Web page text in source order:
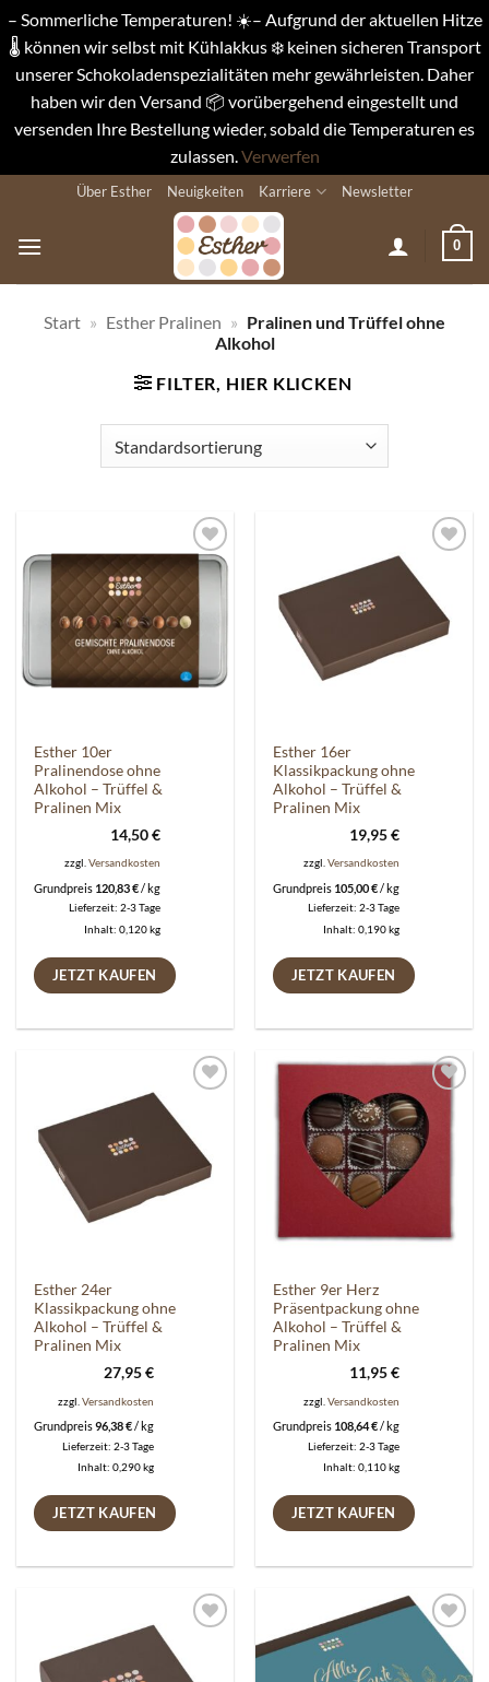
– Sommerliche Temperaturen! ☀️– Aufgrund der aktuellen Hitze
🌡️ können wir selbst mit Kühlakkus ❄️ keinen sicheren Transport
unserer Schokoladenspezialitäten mehr gewährleisten. Daher
haben wir den Versand 📦 vorübergehend eingestellt und
versenden Ihre Bestellung wieder, sobald die Temperaturen es
zulassen.Verwerfen
springen
Über Esther Neuigkeiten Karriere Newsletter
0
Start » Esther Pralinen » Pralinen und Trüffel ohne
Alkohol
FILTER, HIER KLICKEN
Auf die
Wunschliste
Esther 10er
Pralinendose ohne
Alkohol – Trüffel &
Pralinen Mix
14,50€
zzgl.Versandkosten
Grundpreis 120,83€/kg
Lieferzeit:2-3 Tage
Inhalt: 0,120kg
JETZT KAUFEN
Auf die
Wunschliste
Esther 16er
Klassikpackung ohne
Alkohol – Trüffel &
Pralinen Mix
19,95€
zzgl.Versandkosten
Grundpreis 105,00€/kg
Lieferzeit:2-3 Tage
Inhalt: 0,190kg
JETZT KAUFEN
Wunschliste
Esther 24er
Klassikpackung ohne
Alkohol – Trüffel &
Pralinen Mix
27,95€
zzgl.Versandkosten
Grundpreis96,38€/ kg
Lieferzeit:2-3 Tage
Inhalt: 0,290kg
JETZT KAUFEN
Auf die
Wunschliste
Esther 9er Herz
Präsentpackung ohne
Alkohol – Trüffel &
Pralinen Mix
11,95€
zzgl.Versandkosten
Grundpreis 108,64€/ kg
Lieferzeit:2-3 Tage
Inhalt: 0,110kg
JETZT KAUFEN
Auf die
Wunschliste
Auf die
Wunschliste